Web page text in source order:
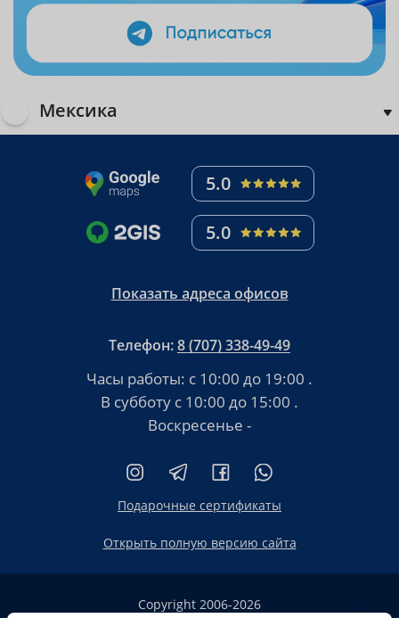
Мексика
5.0
5.0
Показать адреса офисов
Телефон:8 (707) 338-49-49
Часы работы: с 10:00 до 19:00 .
В субботу с 10:00 до 15:00 .
Воскресенье -
Подарочные сертификаты
Открыть полную версию сайта
Copyright 2006-2026